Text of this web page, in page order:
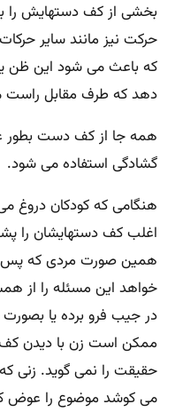
بخشی از کف دستهایش
حرکت نیز مانند سایر
که باعث می شود این
دهد که طرف مقابل راست
همه جا از کف دست بطور
گشادگی استفاده می شود.
هنگامی که کودکان دروغ
اغلب کف دستهایشان را
همین صورت مردی که پس
خواهد این مسئله را از
در جیب فرو برده یا
ممکن است زن با دیدن
حقیقت را نمی گوید. زنی
می کوشد موضوع را عوض